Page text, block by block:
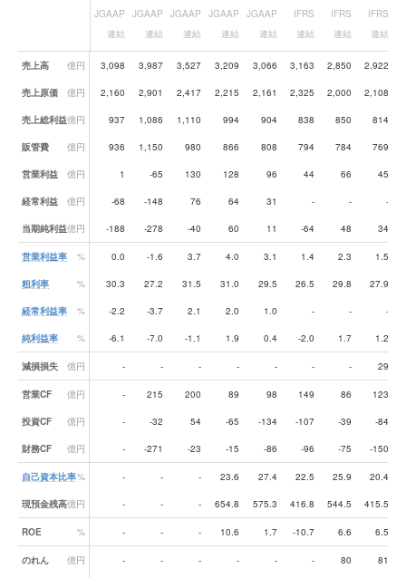
業績データ一覧
JGAAP
連結
JGAAP
連結
JGAAP
連結
JGAAP
連結
JGAAP
連結
IFRS
連結
IFRS
連結
IFRS
連結
売上高 億円 3,098 3,987 3,527 3,209 3,066 3,163 2,850 2,922
売上原価 億円 2,160 2,901 2,417 2,215 2,161 2,325 2,000 2,108
売上総利益億円 937 1,086 1,110 994 904 838 850 814
販管費 億円 936 1,150 980 866 808 794 784 769
営業利益 億円 1 -65 130 128 96 44 66 45
経常利益 億円 -68 -148 76 64 31 - - -
当期純利益億円 -188 -278 -40 60 11 -64 48 34
営業利益率 % 0.0 -1.6 3.7 4.0 3.1 1.4 2.3 1.5
粗利率 % 30.3 27.2 31.5 31.0 29.5 26.5 29.8 27.9
経常利益率 % -2.2 -3.7 2.1 2.0 1.0 - - -
純利益率 % -6.1 -7.0 -1.1 1.9 0.4 -2.0 1.7 1.2
減損損失 億円 - - - - - - - 29
営業CF 億円 - 215 200 89 98 149 86 123
投資CF 億円 - -32 54 -65 -134 -107 -39 -84
財務CF 億円 - -271 -23 -15 -86 -96 -75 -150
自己資本比率% - - - 23.6 27.4 22.5 25.9 20.4
現預金残高億円 - - - 654.8 575.3 416.8 544.5 415.5
ROE % - - - 10.6 1.7 -10.7 6.6 6.5
のれん 億円 - - - - - - 80 81